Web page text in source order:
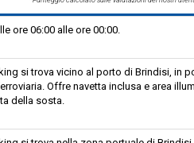
ore 06:00 alle ore 00:00.
si trova vicino al porto di Brindisi, in
Offre navetta inclusa e area
della sosta.